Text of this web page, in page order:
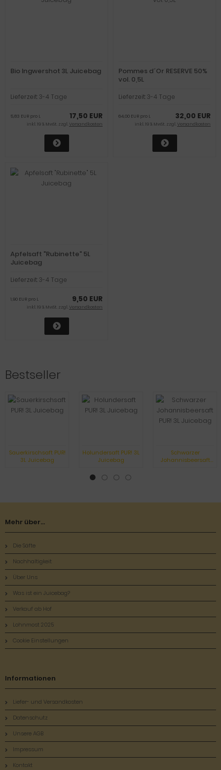
Bio Ingwershot 3L Juicebag
Lieferzeit: 3-4 Tage
17,50 EUR
5,83 EUR pro L
inkl. 19 % MwSt. zzgl.Versandkosten
Pommes d´Or RESERVE 50%
vol. 0,5L
Lieferzeit: 3-4 Tage
32,00 EUR
64,00 EUR pro L
inkl. 19 % MwSt. zzgl.Versandkosten
Apfelsaft "Rubinette" 5L
Juicebag
Lieferzeit: 3-4 Tage
9,50 EUR
1,90 EUR pro L
inkl. 19 % MwSt. zzgl.Versandkosten
Bestseller
Sauerkirschsaft PUR!
3L Juicebag
Holundersaft PUR! 3L
Juicebag
Schwarzer
Johannisbeersaft
Mehr über...
Die Säfte
Nachhaltigkeit
Über Uns
Was ist ein Juicebag?
Verkauf ab Hof
Lohnmost 2025
Cookie Einstellungen
Informationen
Liefer- und Versandkosten
Datenschutz
Unsere AGB
Impressum
Kontakt